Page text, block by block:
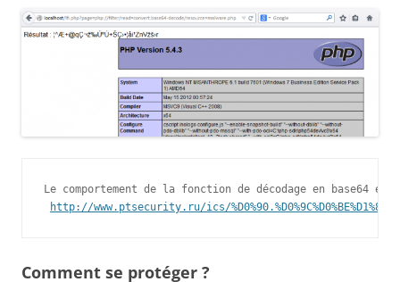
Le comportement de la fonction de décodage en base64
http://www.ptsecurity.ru/ics/
Comment se protéger ?